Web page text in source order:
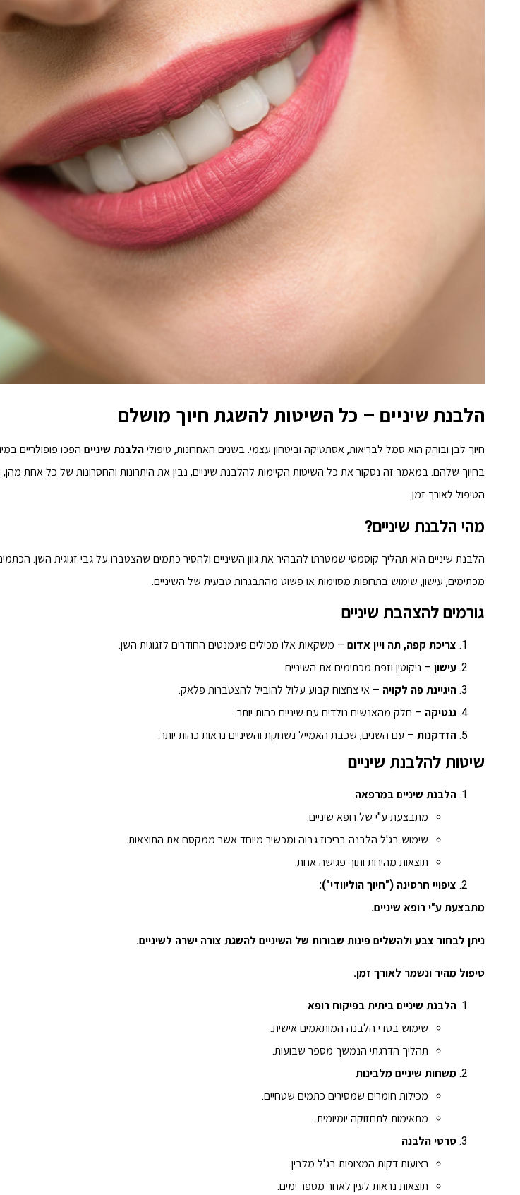
הלבנת שיניים – כל השיטות להשגת חיוך מושלם
חיוך לבן ובוהק הוא סמל לבריאות, אסתטיקה וביטחון עצמי. בשנים האחרונות, טיפולי הלבנת שיניים הפכו פופולריים
בחיוך שלהם. במאמר זה נסקור את כל השיטות הקיימות להלבנת שיניים, נבין את היתרונות והחסרונות של כל אחת מהן,
הטיפול לאורך זמן.
מהי הלבנת שיניים?
הלבנת שיניים היא תהליך קוסמטי שמטרתו להבהיר את גוון השיניים ולהסיר כתמים שהצטברו על גבי זגוגית השן.
מכתימים, עישון, שימוש בתרופות מסוימות או פשוט מהתבגרות טבעית של השיניים.
גורמים להצהבת שיניים
צריכת קפה, תה ויין אדום – משקאות אלו מכילים פיגמנטים החודרים לזגוגית השן.
עישון – ניקוטין וזפת מכתימים את השיניים.
היגיינת פה לקויה – אי צחצוח קבוע עלול להוביל להצטברות פלאק.
גנטיקה – חלק מהאנשים נולדים עם שיניים כהות יותר.
הזדקנות – עם השנים, שכבת האמייל נשחקת והשיניים נראות כהות יותר.
שיטות להלבנת שיניים
הלבנת שיניים במרפאה
מתבצעת ע"י של רופא שיניים.
שימוש בג'ל הלבנה בריכוז גבוה ומכשיר מיוחד אשר ממקסם את התוצאות.
תוצאות מהירות ותוך פגישה אחת.
ציפויי חרסינה ("חיוך הוליוודי"):
מתבצעת ע"י רופא שיניים.
ניתן לבחור צבע ולהשלים פינות שבורות של השיניים להשגת צורה ישרה לשיניים.
טיפול מהיר ונשמר לאורך זמן.
הלבנת שיניים ביתית בפיקוח רופא
שימוש בסדי הלבנה המותאמים אישית.
תהליך הדרגתי הנמשך מספר שבועות.
משחות שיניים מלבינות
מכילות חומרים שמסירים כתמים שטחיים.
מתאימות לתחזוקה יומיומית.
סרטי הלבנה
רצועות דקות המצופות בג'ל מלבין.
תוצאות נראות לעין לאחר מספר ימים.